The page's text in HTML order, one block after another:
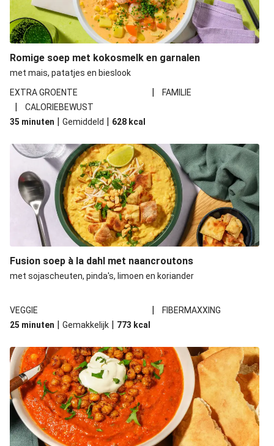
Romige soep met kokosmelk en garnalen
met mais, patatjes en bieslook
EXTRA GROENTE
| FAMILIE
|
CALORIEBEWUST
35 minuten | Gemiddeld | 628 kcal
Fusion soep à la dahl met naancroutons
met sojascheuten, pinda's, limoen en koriander
VEGGIE |
FIBERMAXXING
25 minuten | Gemakkelijk | 773 kcal